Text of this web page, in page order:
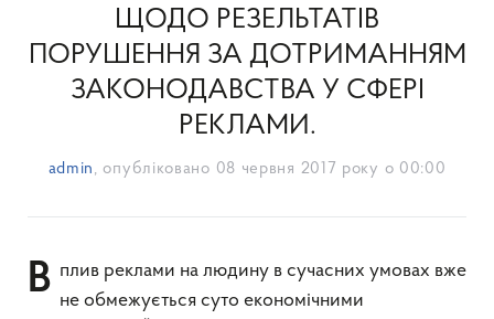
ЩОДО РЕЗЕЛЬТАТІВ
ПОРУШЕННЯ ЗА ДОТРИМАННЯМ
ЗАКОНОДАВСТВА У СФЕРІ
РЕКЛАМИ.
admin , опубліковано 08 червня 2017 року о 00:00
Вплив реклами на людину в сучасних умовах вже не обмежується суто економічними